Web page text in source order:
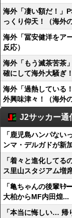
海外「凄い額だ！」
っくり仰天！（海外
海外「冨安健洋をア
反応）
海外「もう滅茶苦茶
確にして海外大騒ぎ
海外「過熱している
外興味津々！（海外
J2サッカー通
「鹿児島ハンパない
ンマ・デルガドが新
「着々と進化してる
ス里山スタジアム増
「亀ちゃんの後輩ｷ
大柏からMF内田煌...
「本当に悔しい… 帰